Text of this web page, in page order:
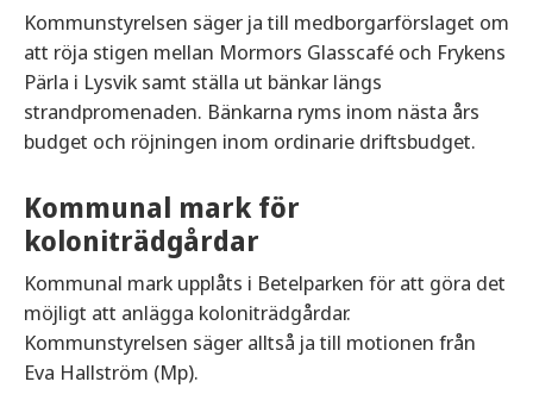
Kommunstyrelsen säger ja till medborgarförslaget om
att röja stigen mellan Mormors Glasscafé och Frykens
Pärla i Lysvik samt ställa ut bänkar längs
strandpromenaden. Bänkarna ryms inom nästa års
budget och röjningen inom ordinarie driftsbudget.
Kommunal mark för
koloniträdgårdar
Kommunal mark upplåts i Betelparken för att göra det
möjligt att anlägga koloniträdgårdar.
Kommunstyrelsen säger alltså ja till motionen från
Eva Hallström (Mp).